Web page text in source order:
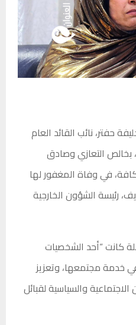
حفتر، نائب القائد العام
بخالص التعازي وصادق
في وفاة المغفور لها
رئيسة الشؤون الخارجية
كانت “أحد الشخصيات
في خدمة مجتمعها، وتعزيز
والسياسية لقبائل